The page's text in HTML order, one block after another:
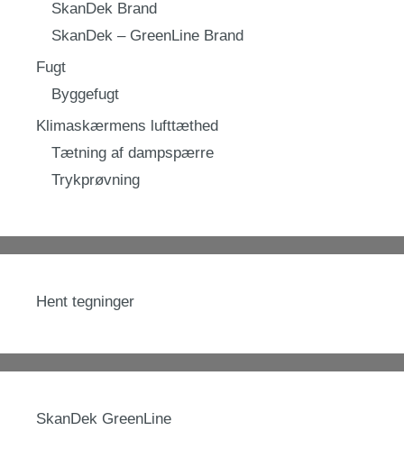
SkanDek Brand
SkanDek – GreenLine Brand
Fugt
Byggefugt
Klimaskærmens lufttæthed
Tætning af dampspærre
Trykprøvning
Hent tegninger
SkanDek GreenLine